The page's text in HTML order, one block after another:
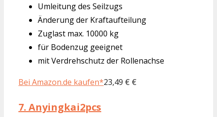
Umleitung des Seilzugs
Änderung der Kraftaufteilung
Zuglast max. 10000 kg
für Bodenzug geeignet
mit Verdrehschutz der Rollenachse
Bei Amazon.de kaufen*23,49 € €
7. Anyingkai2pcs